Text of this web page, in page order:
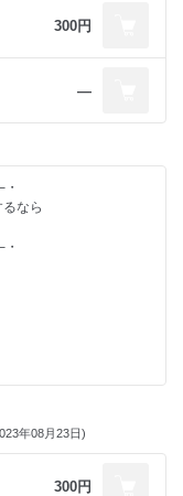
ます。
300円
―
なら
年08月23日)
300円